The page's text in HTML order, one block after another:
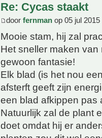
Re: Cycas staakt
door fernman op 05 jul 2015
Mooie stam, hij zal
Het sneller maken
gewoon fantasie!
Elk blad (is het nou
afsterft geeft zijn
een blad afkippen pas
Natuurlijk zal de plant
doet omdat hij er